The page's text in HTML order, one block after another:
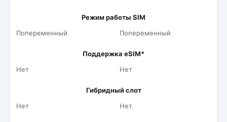
Режим работы SIM
Попеременный
Попеременный
Поддержка eSIM*
Нет
Нет
Гибридный слот
Нет
Нет